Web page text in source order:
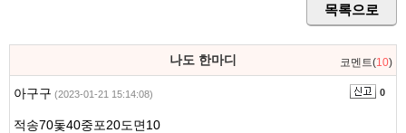
목록으로
나도 한마디 코멘트(10)
아구구 (2023-01-21 15:14:08) 0
적송70돛40중포20도면10